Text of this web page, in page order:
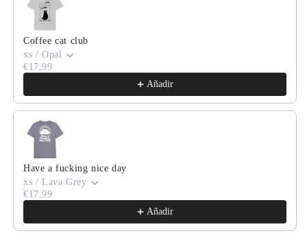
Coffee cat club
xs / Opal
€17,99
Añadir
Have a fucking nice day
xs / Lava Grey
€17,99
Añadir